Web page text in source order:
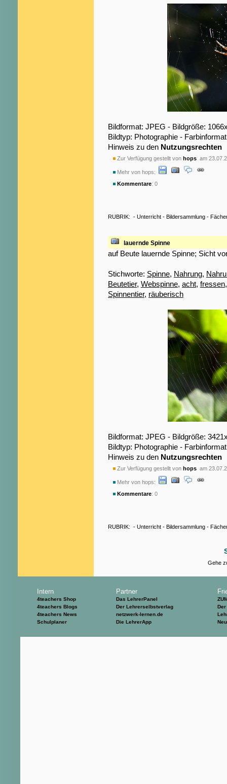
Bildformat: JPEG - Bildgröße:
Bildtyp: Photographie -
Hinweis zu den Nutzungsrechten
Zur Verfügung gestellt von hops am
Mehr von hops:
Kommentare: 0
RUBRIK: - Unterricht - Bildersammlung -
lauernde Spinne
auf Beute lauernde Spinne; Sicht
Stichworte: Spinne, Nahrung,
Beutetier, Webspinne, acht, fressen
Spinnentier, räuberisch
Bildformat: JPEG - Bildgröße:
Bildtyp: Photographie -
Hinweis zu den Nutzungsrechten
Zur Verfügung gestellt von hops am
Mehr von hops:
Kommentare: 0
RUBRIK: - Unterricht - Bildersammlung -
Gehe
Intern
4teachers Shop
4teachers Blogs
4teachers News
Schulplaner
Partner
Das LehrerPanel
Der Lehrerselbstverlag
netzwerk-lernen.de
Die LehrerApp